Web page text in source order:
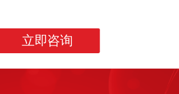
立即咨询